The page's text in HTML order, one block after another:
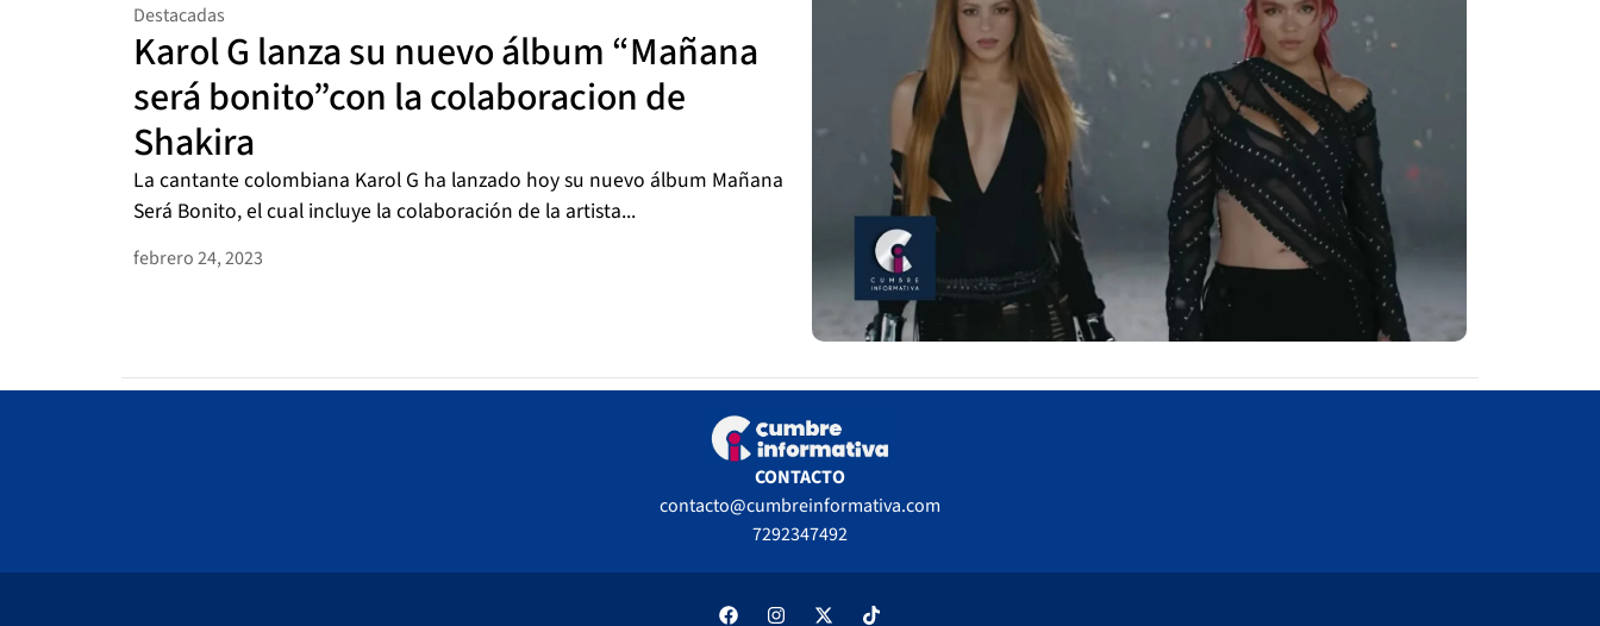
Destacadas
Karol G lanza su nuevo álbum “Mañana
será bonito”con la colaboracion de
Shakira
La cantante colombiana Karol G ha lanzado hoy su nuevo álbum Mañana
Será Bonito, el cual incluye la colaboración de la artista...
febrero 24, 2023
CONTACTO
contacto@cumbreinformativa.com
7292347492